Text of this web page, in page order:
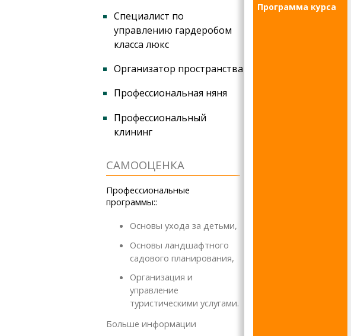
Специалист по
управлению гардеробом
класса люкс
Организатор пространства
Профессиональная няня
Профессиональный
клининг
CАМООЦЕНКА
Профессиональные
программы::
Основы ухода за детьми,
Основы ландшафтного
садового планирования,
Организация и
управление
туристическими услугами.
Больше информации
Программа курса